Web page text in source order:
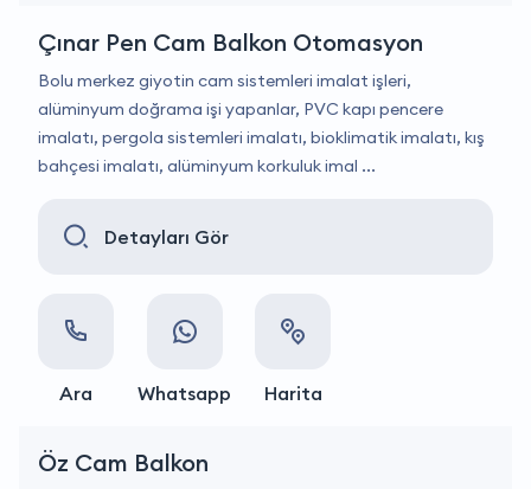
Çınar Pen Cam Balkon Otomasyon
Bolu merkez giyotin cam sistemleri imalat işleri,
alüminyum doğrama işi yapanlar, PVC kapı pencere
imalatı, pergola sistemleri imalatı, bioklimatik imalatı, kış
bahçesi imalatı, alüminyum korkuluk imal ...
Detayları Gör
Ara Whatsapp Harita
Öz Cam Balkon